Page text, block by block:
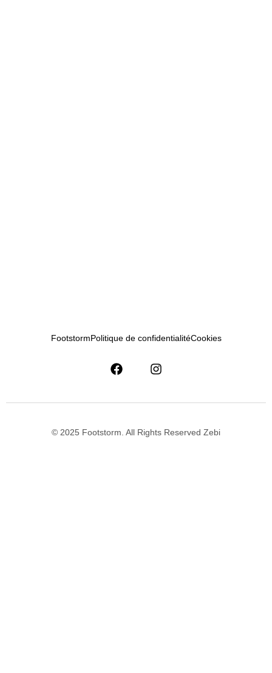
FootstormPolitique de confidentialitéCookies
© 2025 Footstorm. All Rights Reserved Zebi